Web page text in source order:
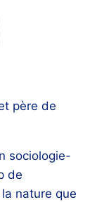
père de
sociologie-
de
nature que